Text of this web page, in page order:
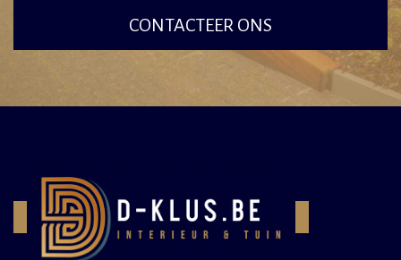
CONTACTEER ONS